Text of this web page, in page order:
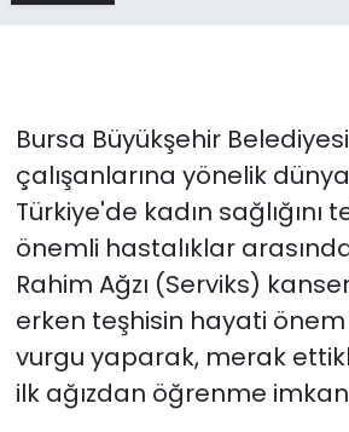
Bursa Büyükşehir
çalışanlarına yönelik
Türkiye'de kadın sağlığını
önemli hastalıklar
Rahim Ağzı (Serviks)
erken teşhisin hayati önem
vurgu yaparak, merak
ilk ağızdan öğrenme